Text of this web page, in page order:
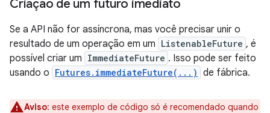
Criação de um futuro imediato
Se a API não for assíncrona, mas você precisar unir o
resultado de um operação em um ListenableFuture , é
possível criar um ImmediateFuture . Isso pode ser feito
usando o Futures.immediateFuture(...) de fábrica.
Aviso: este exemplo de código só é recomendado quando